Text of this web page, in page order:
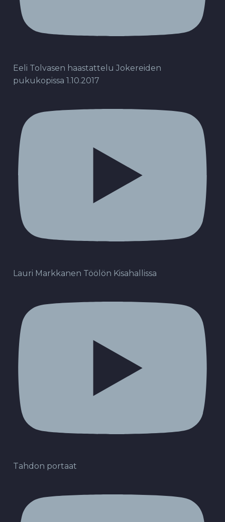
Eeli Tolvasen haastattelu Jokereiden
pukukopissa 1.10.2017
Lauri Markkanen Töölön Kisahallissa
Tahdon portaat